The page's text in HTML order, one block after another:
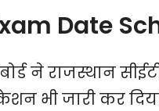
Date
ने राजस्थान
जारी कर दिया है